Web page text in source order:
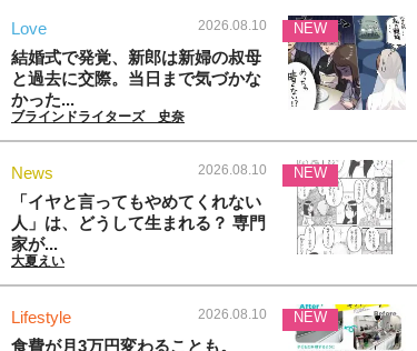
Love 2026.08.10
結婚式で発覚、新郎は新婦の叔母
と過去に交際。当日まで気づかな
かった...
ブラインドライターズ 史奈
NEW
News 2026.08.10
「イヤと言ってもやめてくれない
人」は、どうして生まれる？ 専門
家が...
大夏えい
NEW
Lifestyle 2026.08.10
食費が月3万円変わることも。
NEW